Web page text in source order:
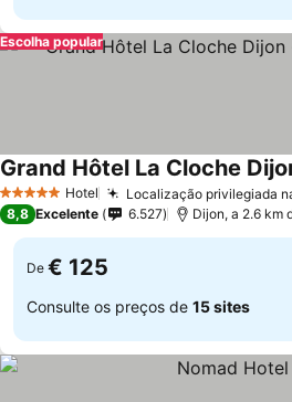
Escolha popular
5 Estrelas Hotel Localização privilegiada
8,8 Excelente 6.527 Dijon, a 2.6 km
De € 125
Consulte os preços de 15 sites